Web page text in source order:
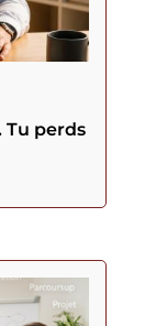
Tu perds